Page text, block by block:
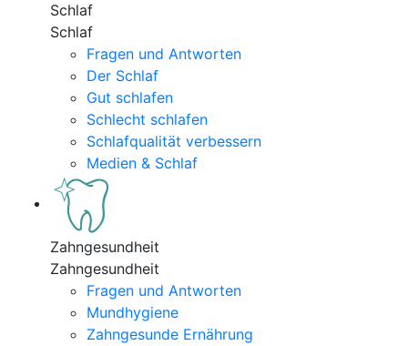
Schlaf
Schlaf
Fragen und Antworten
Der Schlaf
Gut schlafen
Schlecht schlafen
Schlafqualität verbessern
Medien & Schlaf
Zahngesundheit
Zahngesundheit
Fragen und Antworten
Mundhygiene
Zahngesunde Ernährung